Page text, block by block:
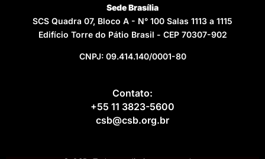
Sede Brasília
SCS Quadra 07, Bloco A - N° 100 Salas 1113 a 1115
Edifício Torre do Pátio Brasil - CEP 70307-902
CNPJ: 09.414.140/0001-80
Contato:
+55 11 3823-5600
csb@csb.org.br